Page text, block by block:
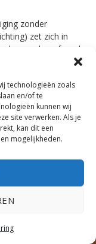
technologieën zoals
en/of te
kunnen wij
site verwerken. Als je
kan dit een
mogelijkheden.
zonder
zet zich in
molenerfgoed
lezer alles over